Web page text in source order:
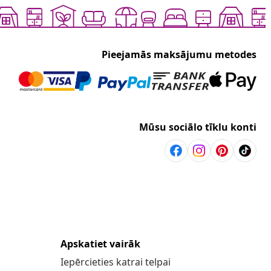
Pieejamās maksājumu metodes
Mūsu sociālo tīklu konti
Apskatiet vairāk
Iepērcieties katrai telpai